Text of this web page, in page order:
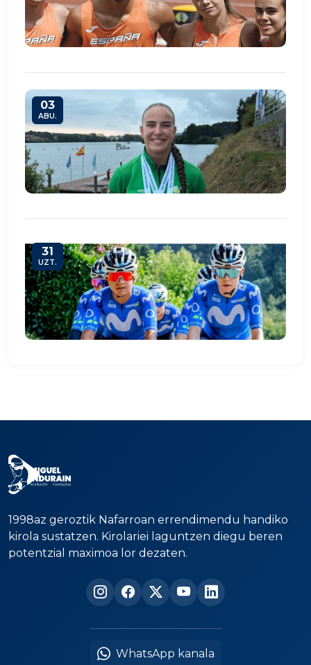
03
ABU.
31
UZT.
1998az geroztik Nafarroan errendimendu handiko
kirola sustatzen. Kirolariei laguntzen diegu beren
potentzial maximoa lor dezaten.
WhatsApp kanala